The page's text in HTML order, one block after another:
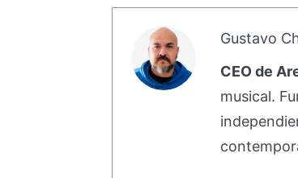
Gustavo
CEO de
musical.